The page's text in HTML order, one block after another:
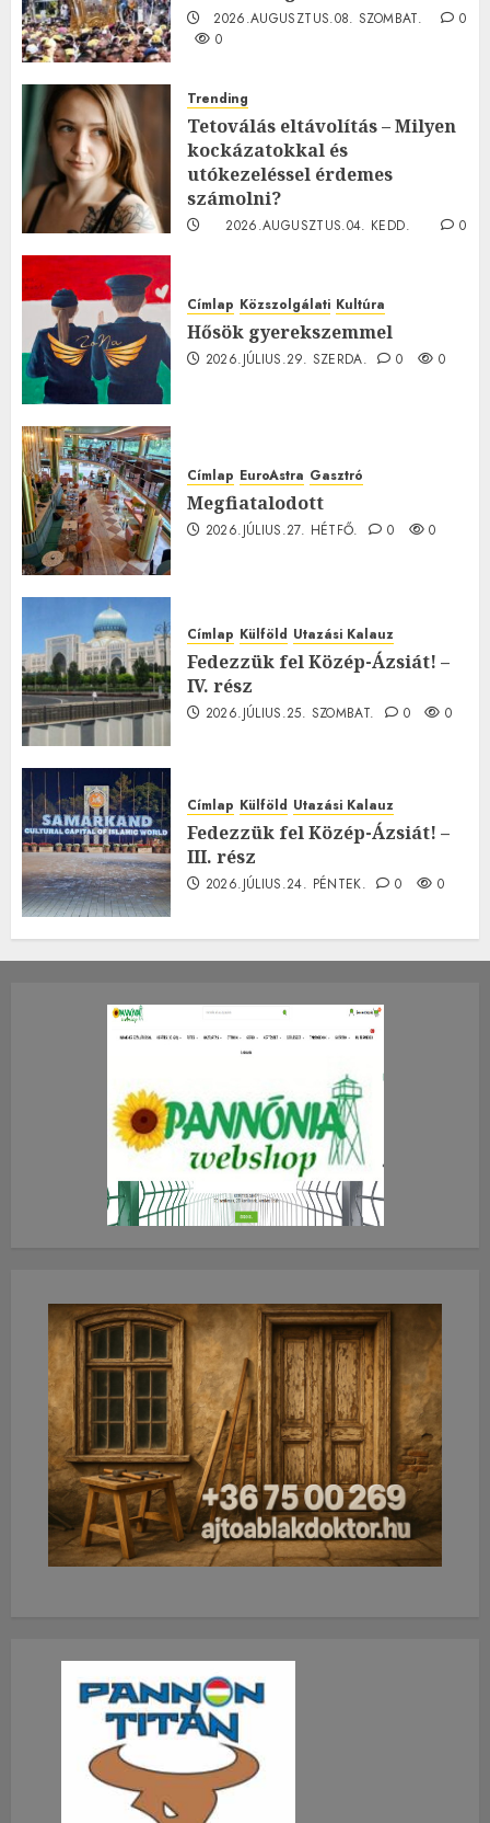
2026.AUGUSZTUS.08. SZOMBAT.
0
0
Trending
Tetoválás eltávolítás – Milyen
kockázatokkal és
utókezeléssel érdemes
számolni?
2026.AUGUSZTUS.04. KEDD.
0
Címlap Közszolgálati Kultúra
Hősök gyerekszemmel
2026.JÚLIUS.29. SZERDA. 0 0
Címlap EuroAstra Gasztró
Megfiatalodott
2026.JÚLIUS.27. HÉTFŐ. 0 0
Címlap Külföld Utazási Kalauz
Fedezzük fel Közép-Ázsiát! –
IV. rész
2026.JÚLIUS.25. SZOMBAT. 0 0
Címlap Külföld Utazási Kalauz
Fedezzük fel Közép-Ázsiát! –
III. rész
2026.JÚLIUS.24. PÉNTEK. 0 0